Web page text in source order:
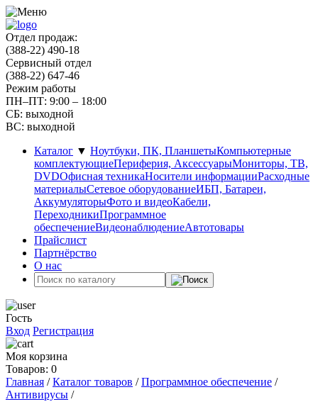
Отдел продаж:
(388-22) 490-18
Сервисный отдел
(388-22) 647-46
Режим работы
ПН–ПТ: 9:00 – 18:00
СБ: выходной
ВС: выходной
Каталог ▼ Ноутбуки, ПК, ПланшетыКомпьютерные
комплектующиеПериферия, АксессуарыМониторы, ТВ,
DVDОфисная техникаНосители информацииРасходные
материалыСетевое оборудованиеИБП, Батареи,
АккумуляторыФото и видеоКабели,
ПереходникиПрограммное
обеспечениеВидеонаблюдениеАвтотовары
Прайслист
Партнёрство
О нас
Гость
Вход Регистрация
Моя корзина
Товаров: 0
Главная /Каталог товаров /Программное обеспечение /
Антивирусы /